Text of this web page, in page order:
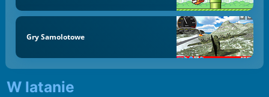
Gry Samolotowe
w latanie